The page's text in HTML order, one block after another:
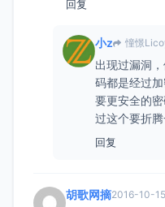
回复
小z 憧憬
出现过漏洞
码都是经过
要更安全的
过这个要折腾
回复
胡歌网摘2016-10-